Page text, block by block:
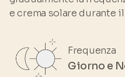
ORYZA SATIVA •
DIISOSTEARATE •
e crema solare durante
Frequenza
Giorno e